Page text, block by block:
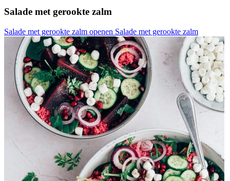
Salade met gerookte zalm
Salade met gerookte zalm openen Salade met gerookte zalm